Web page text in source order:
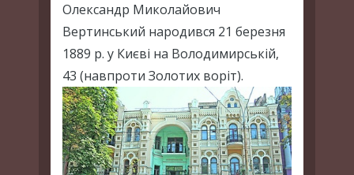
Олександр Миколайович
Вертинський народився 21 березня
1889 р. у Києві на Володимирській,
43 (навпроти Золотих воріт).